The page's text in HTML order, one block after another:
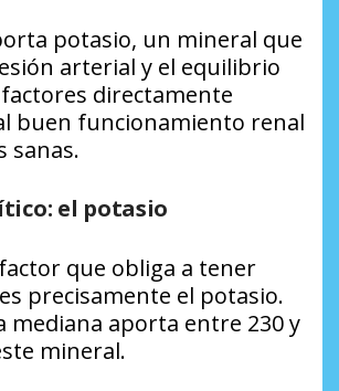
potasio, un mineral que
arterial y el equilibrio
directamente
buen funcionamiento renal
sanas.
el potasio
que obliga a tener
precisamente el potasio.
mediana aporta entre 230 y
mineral.